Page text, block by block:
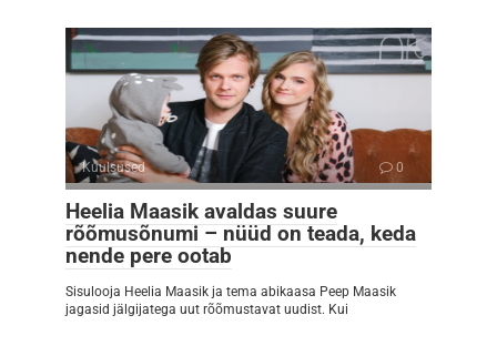
Kuulsused 0
Heelia Maasik avaldas suure
rõõmusõnumi – nüüd on teada, keda
nende pere ootab
Sisulooja Heelia Maasik ja tema abikaasa Peep Maasik
jagasid jälgijatega uut rõõmustavat uudist. Kui